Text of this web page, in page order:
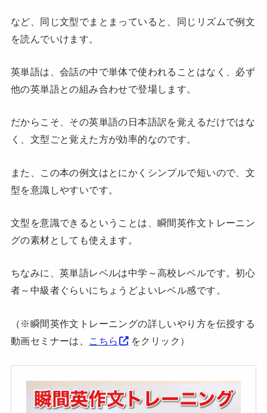
など、同じ文型でまとまっていると、同じリズムで例文
を読んでいけます。
英単語は、会話の中で単体で使われることはなく、必ず
他の英単語との組み合わせで登場します。
だからこそ、その英単語の日本語訳を覚えるだけではな
く、文型ごと覚えた方が効率的なのです。
また、この本の例文はとにかくシンプルで短いので、文
型を意識しやすいです。
文型を意識できるということは、瞬間英作文トレーニン
グの素材としても使えます。
ちなみに、英単語レベルは中学～高校レベルです。初心
者～中級者ぐらいにちょうどよいレベル感です。
（※瞬間英作文トレーニングの詳しいやり方を伝授する
動画セミナーは、 こちら をクリック）